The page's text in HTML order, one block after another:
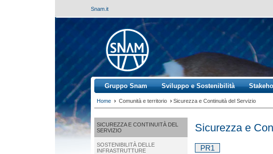
Snam.it
Gruppo Snam Sviluppo e Sostenibilità
Home › Comunità e territorio › Sicurezza e Continuità del Servizio
Sicurezza e
PR1
SICUREZZA E CONTINUITÀ DEL
SERVIZIO
SOSTENIBILITÀ DELLE
INFRASTRUTTURE